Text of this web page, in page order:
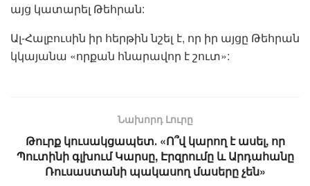
այց կատարել Թեհրան:
Ալ-Հալբուսին իր հերթին նշել է, որ իր այցը Թեհրան
կկայանա «որքան հնարավոր է շուտ»:
Նախորդ Լուրը
Թուրք կուսակցապետ․ «Ո՞վ կարող է ասել, որ
Պուտինի գլխում Կարսը, Էրզրումը և Արդահանը
Ռուսաստանի պակասող մասերը չեն»